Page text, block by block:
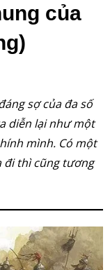
của
sợ của đa số
diễn lại như một
mình. Có một
đi thì cũng tương